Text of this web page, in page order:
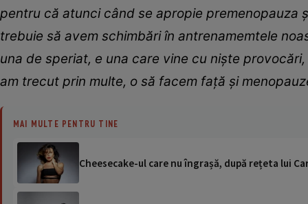
pentru că atunci când se apropie premenopauza
trebuie să avem schimbări în antrenamemtele
una de speriat, e una care vine cu niște
am trecut prin multe, o să facem față și
MAI MULTE PENTRU TINE
Cheesecake-ul care nu îngrașă, după rețeta lui